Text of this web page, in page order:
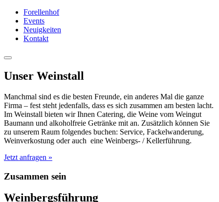
Forellenhof
Events
Neuigkeiten
Kontakt
Unser Weinstall
Manchmal sind es die besten Freunde, ein anderes Mal die ganze
Firma – fest steht jedenfalls, dass es sich zusammen am besten lacht.
Im Weinstall bieten wir Ihnen Catering, die Weine vom Weingut
Baumann und alkoholfreie Getränke mit an. Zusätzlich können Sie
zu unserem Raum folgendes buchen: Service, Fackelwanderung,
Weinverkostung oder auch eine Weinbergs- / Kellerführung.
Jetzt anfragen »
Zusammen sein
Weinbergsführung